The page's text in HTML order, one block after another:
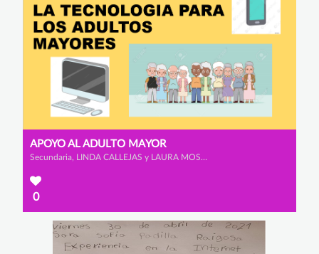
APOYO AL ADULTO MAYOR
Secundaria, LINDA CALLEJAS y LAURA MOSQUERA
0